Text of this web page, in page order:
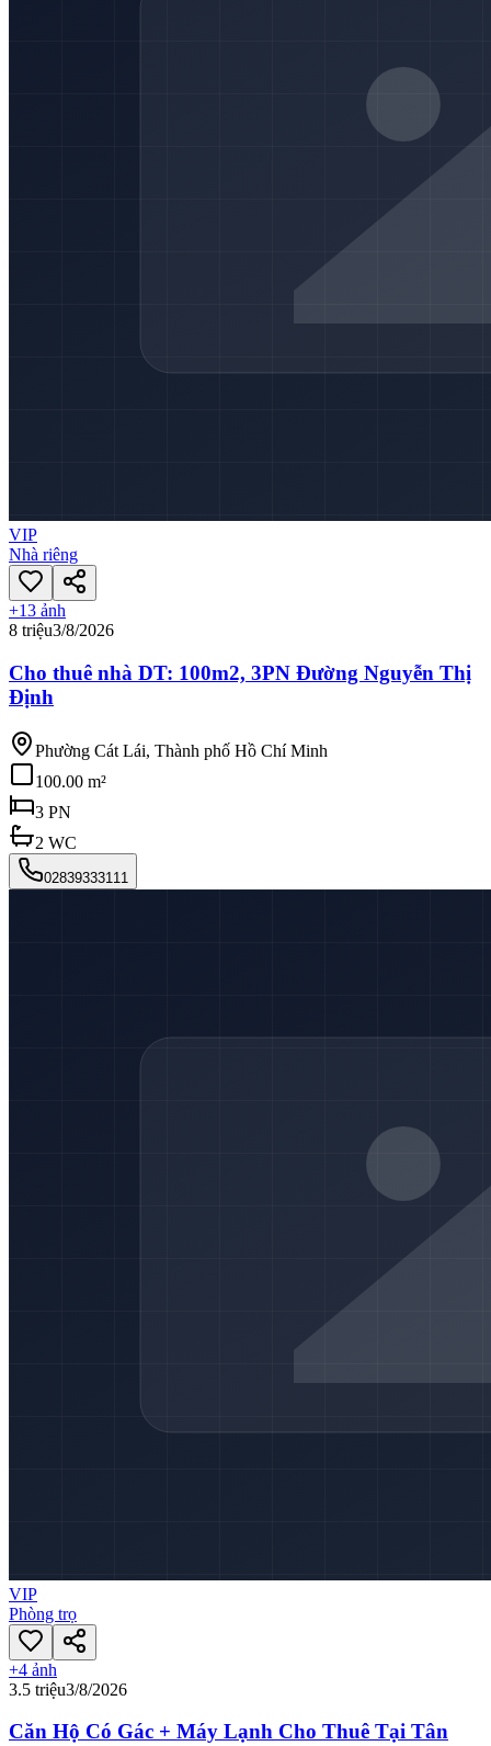
VIP
Nhà riêng
+13 ảnh
8 triệu3/8/2026
Cho thuê nhà DT: 100m2, 3PN Đường Nguyễn Thị
Định
Phường Cát Lái, Thành phố Hồ Chí Minh
100.00 m²
3 PN
2 WC
02839333111
VIP
Phòng trọ
+4 ảnh
3.5 triệu3/8/2026
Căn Hộ Có Gác + Máy Lạnh Cho Thuê Tại Tân